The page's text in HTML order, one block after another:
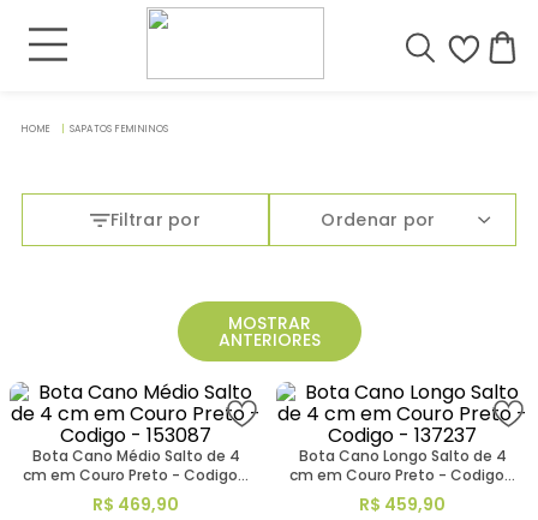
SAPATOS FEMININOS
Filtrar por Ordenar por
MOSTRAR
ANTERIORES
Bota Cano Médio Salto de 4
cm em Couro Preto - Codigo -
153087
R$ 469,90
Bota Cano Longo Salto de 4
cm em Couro Preto - Codigo -
137237
R$ 459,90